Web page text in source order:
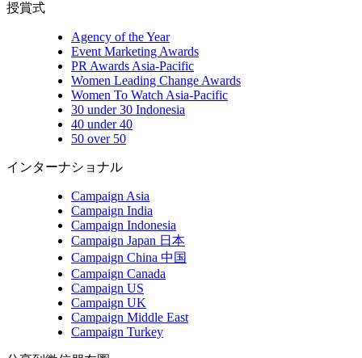
授賞式
Agency of the Year
Event Marketing Awards
PR Awards Asia-Pacific
Women Leading Change Awards
Women To Watch Asia-Pacific
30 under 30 Indonesia
40 under 40
50 over 50
インターナショナル
Campaign Asia
Campaign India
Campaign Indonesia
Campaign Japan 日本
Campaign China 中国
Campaign Canada
Campaign US
Campaign UK
Campaign Middle East
Campaign Turkey